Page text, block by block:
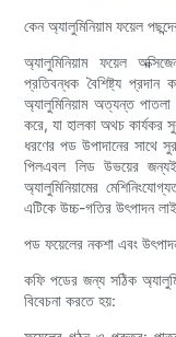
কেন অ্যালুমিনিয়াম ফয়েল
অ্যালুমিনিয়াম ফয়েল
প্রতিবন্ধক বৈশিষ্ট্য প্রদান
অ্যালুমিনিয়াম অত্যন্ত
করে, যা হালকা অথচ কার্যকর
ধরণের পড উপাদানের সাথে
পিলএবল লিড উভয়ের
অ্যালুমিনিয়ামের
এটিকে উচ্চ-গতির উৎপাদন
পড ফয়েলের নকশা এবং
কফি পডের জন্য সঠিক
বিবেচনা করতে হয়: